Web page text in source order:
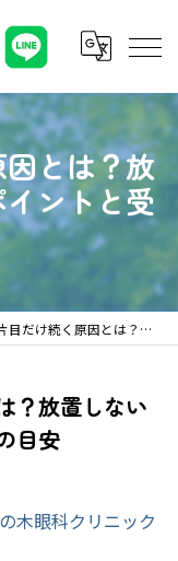
とは？放
ントと受
原因とは？放置しないための判断ポイントと受診の目安
？放置しない
目安
木眼科クリニック